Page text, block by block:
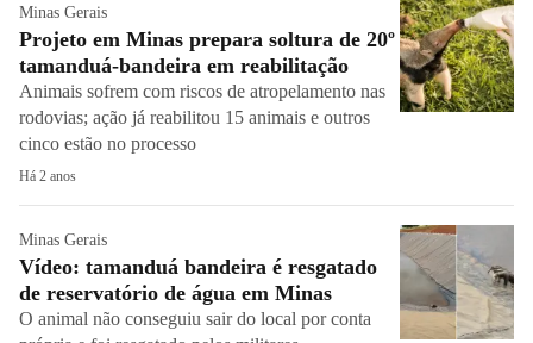
Minas Gerais
Projeto em Minas prepara soltura de 20º
tamanduá-bandeira em reabilitação
Animais sofrem com riscos de atropelamento nas
rodovias; ação já reabilitou 15 animais e outros
cinco estão no processo
Há 2 anos
Minas Gerais
Vídeo: tamanduá bandeira é resgatado
de reservatório de água em Minas
O animal não conseguiu sair do local por conta